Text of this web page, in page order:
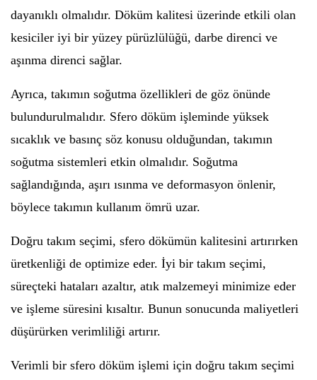
dayanıklı olmalıdır. Döküm kalitesi üzerinde etkili olan
kesiciler iyi bir yüzey pürüzlülüğü, darbe direnci ve
aşınma direnci sağlar.
Ayrıca, takımın soğutma özellikleri de göz önünde
bulundurulmalıdır. Sfero döküm işleminde yüksek
sıcaklık ve basınç söz konusu olduğundan, takımın
soğutma sistemleri etkin olmalıdır. Soğutma
sağlandığında, aşırı ısınma ve deformasyon önlenir,
böylece takımın kullanım ömrü uzar.
Doğru takım seçimi, sfero dökümün kalitesini artırırken
üretkenliği de optimize eder. İyi bir takım seçimi,
süreçteki hataları azaltır, atık malzemeyi minimize eder
ve işleme süresini kısaltır. Bunun sonucunda maliyetleri
düşürürken verimliliği artırır.
Verimli bir sfero döküm işlemi için doğru takım seçimi